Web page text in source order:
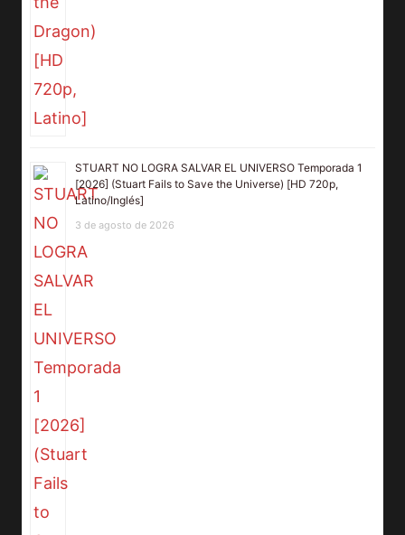
STUART NO LOGRA SALVAR EL UNIVERSO Temporada 1
[2026] (Stuart Fails to Save the Universe) [HD 720p,
Latino/Inglés]
3 de agosto de 2026